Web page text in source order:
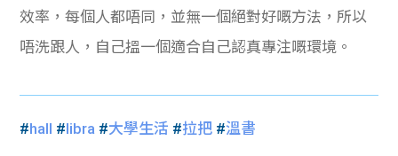
效率，每個人都唔同，並無一個絕對好嘅方法，所以
唔洗跟人，自己搵一個適合自己認真專注嘅環境。
#hall #libra #大學生活 #拉把 #溫書